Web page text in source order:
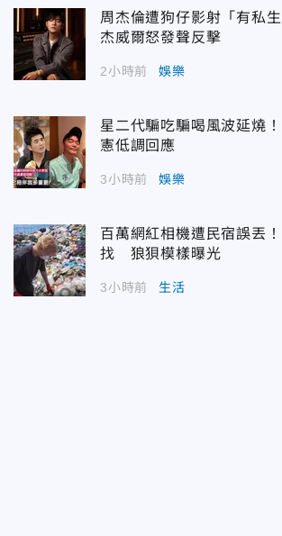
周杰倫遭狗仔影射「有私生
杰威爾怒發聲反擊
2小時前 娛樂
星二代騙吃騙喝風波延燒
憲低調回應
3小時前 娛樂
百萬網紅相機遭民宿誤丟
找 狼狽模樣曝光
3小時前 生活